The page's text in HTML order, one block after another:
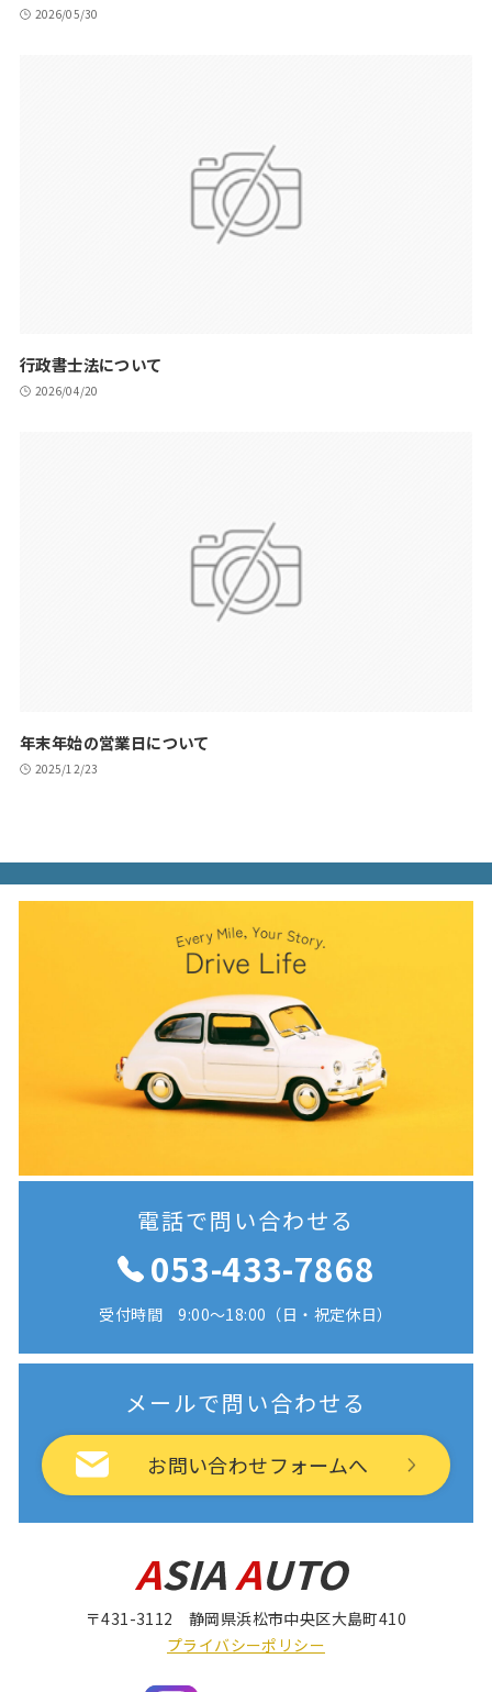
2026/05/30
行政書士法について
2026/04/20
年末年始の営業日について
2025/12/23
電話で問い合わせる
053-433-7868
受付時間 9:00〜18:00（日・祝定休日）
メールで問い合わせる
お問い合わせフォームへ
〒431-3112 静岡県浜松市中央区大島町410
プライバシーポリシー